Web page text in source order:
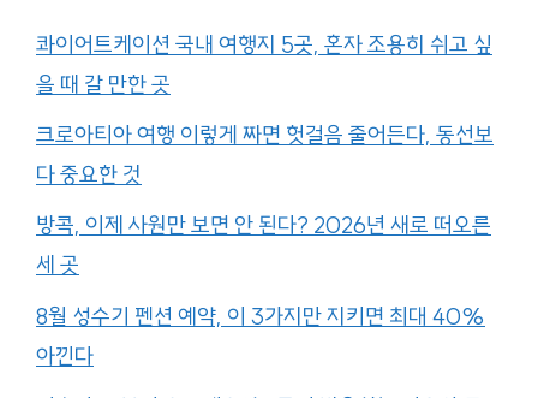
콰이어트케이션 국내 여행지 5곳, 혼자 조용히 쉬고 싶
을 때 갈 만한 곳
크로아티아 여행 이렇게 짜면 헛걸음 줄어든다, 동선보
다 중요한 것
방콕, 이제 사원만 보면 안 된다? 2026년 새로 떠오른
세 곳
8월 성수기 펜션 예약, 이 3가지만 지키면 최대 40%
아낀다